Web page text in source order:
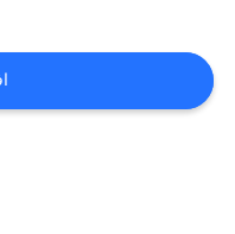
خريطة
الموقع